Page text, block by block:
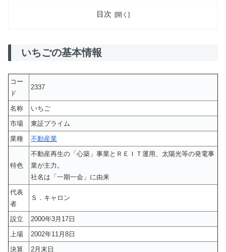
目次
いちごの基本情報
コー
ド
2337
名称
いちご
市場
東証プライム
業種
不動産業
特色
不動産再生の「心築」事業とＲＥＩＴ運用、太陽光等の発電事
業が主力。
社名は「一期一会」に由来
代表
者
Ｓ．キャロン
設立
2000年3月17日
上場
2002年11月8日
決算
2月末日